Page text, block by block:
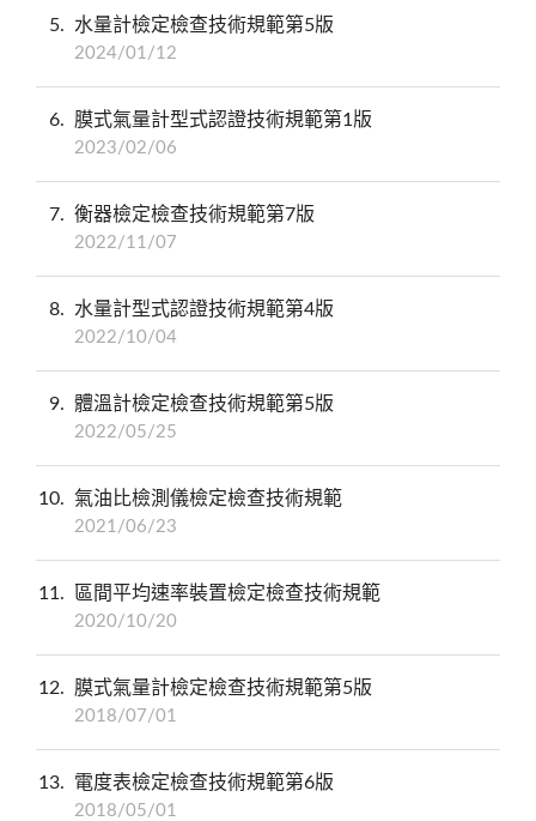
5 水量計檢定檢查技術規範第5版
2024/01/12
6 膜式氣量計型式認證技術規範第1版
2023/02/06
7 衡器檢定檢查技術規範第7版
2022/11/07
8 水量計型式認證技術規範第4版
2022/10/04
9 體溫計檢定檢查技術規範第5版
2022/05/25
10 氣油比檢測儀檢定檢查技術規範
2021/06/23
11 區間平均速率裝置檢定檢查技術規範
2020/10/20
12 膜式氣量計檢定檢查技術規範第5版
2018/07/01
13 電度表檢定檢查技術規範第6版
2018/05/01